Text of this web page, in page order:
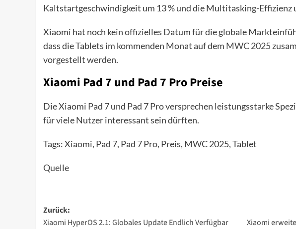
Kaltstartgeschwindigkeit um 13 % und die Multitasking-Effizienz
Xiaomi hat noch kein offizielles Datum für die globale
dass die Tablets im kommenden Monat auf dem MWC 2025
vorgestellt werden.
Xiaomi Pad 7 und Pad 7 Pro Preise
Die Xiaomi Pad 7 und Pad 7 Pro versprechen leistungsstarke
für viele Nutzer interessant sein dürften.
Tags: Xiaomi, Pad 7, Pad 7 Pro, Preis, MWC 2025, Tablet
Quelle
Beitragsnavigation
Zurück:
Xiaomi HyperOS 2.1: Globales Update Endlich Verfügbar
Xiaomi